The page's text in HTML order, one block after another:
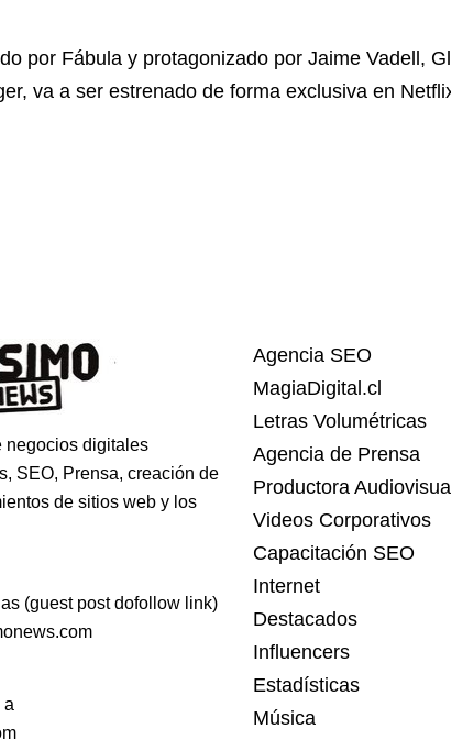
por Fábula y protagonizado por Jaime Vadell,
va a ser estrenado de forma exclusiva en
negocios digitales
SEO, Prensa, creación de
de sitios web y los
(guest post dofollow link)
a
Agencia SEO
MagiaDigital.cl
Letras Volumétricas
Agencia de Prensa
Productora Audiovisual
Videos Corporativos
Capacitación SEO
Internet
Destacados
Influencers
Estadísticas
Música